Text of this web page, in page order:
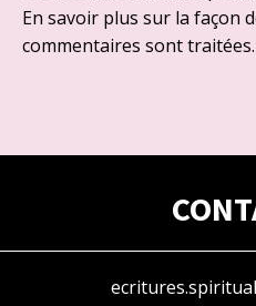
En savoir plus sur la façon
commentaires sont traitées.